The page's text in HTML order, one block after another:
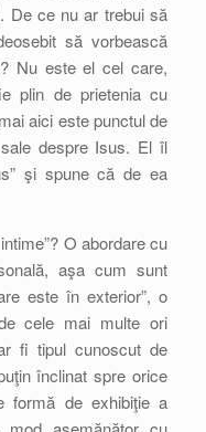
De ce nu ar trebui să
să vorbească
Nu este el cel care,
plin de prietenia cu
aici este punctul de
despre Isus. El îl
şi spune că de ea
O abordare cu
aşa cum sunt
este în exterior”, o
cele mai multe ori
fi tipul cunoscut de
înclinat spre orice
formă de exhibiţie a